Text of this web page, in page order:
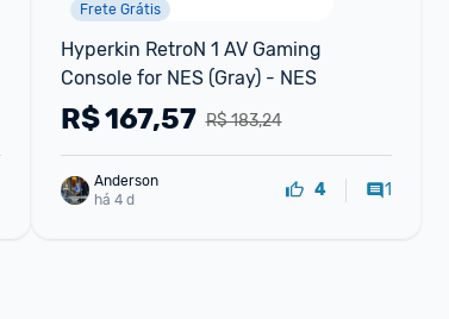
Frete Grátis
Hyperkin RetroN 1 AV Gaming
Console for NES (Gray) - NES
R$ 183,24
R$167,57
Anderson
há 4 d
4 1